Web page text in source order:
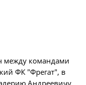
между командами
ФК "Фрегат", в